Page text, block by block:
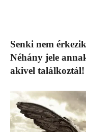
Senki nem
Néhány jele
akivel találkoztál!